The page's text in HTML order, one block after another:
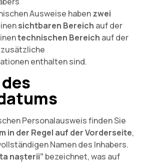
Ausweise habenzwei
sichtbaren Bereich auf der
technischen Bereich auf der
enthalten sind.
Personalausweis finden Sie
in der Regel auf der Vorderseite,
Namen des Inhabers.
nașterii” bezeichnet, was auf